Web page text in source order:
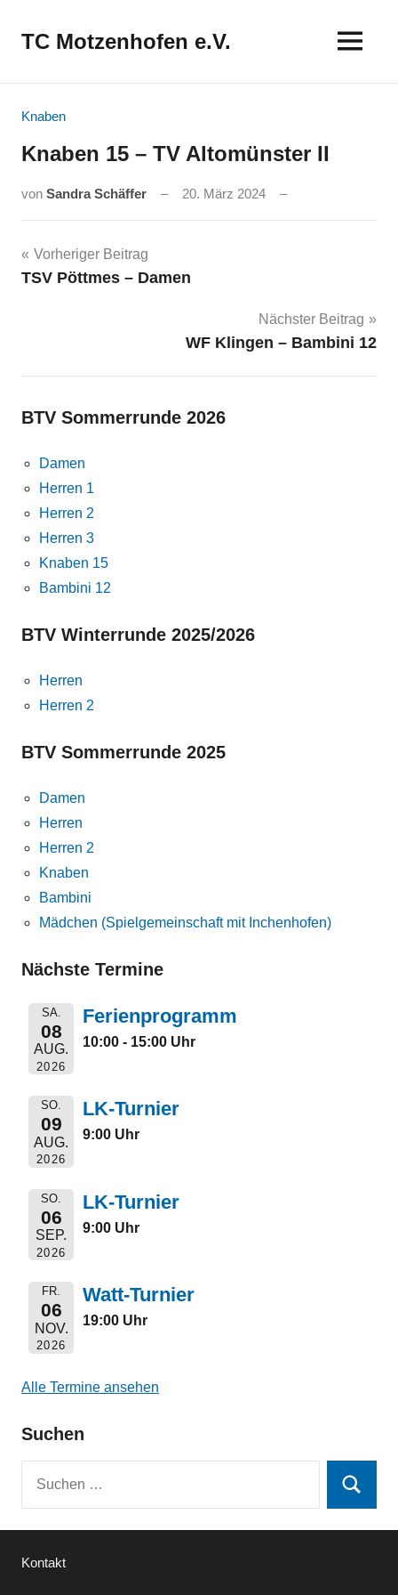
InhaltTC Motzenhofen e.V.
Knaben
Knaben 15 – TV Altomünster II
von Sandra Schäffer 20. März 2024
Beitragsnavigation
Vorheriger Beitrag
TSV Pöttmes – Damen
Nächster Beitrag
WF Klingen – Bambini 12
BTV Sommerrunde 2026
Damen
Herren 1
Herren 2
Herren 3
Knaben 15
Bambini 12
BTV Winterrunde 2025/2026
Herren
Herren 2
BTV Sommerrunde 2025
Damen
Herren
Herren 2
Knaben
Bambini
Mädchen (Spielgemeinschaft mit Inchenhofen)
Nächste Termine
SA.
08
AUG.
2026
Ferienprogramm
10:00 - 15:00 Uhr
SO.
09
AUG.
2026
LK-Turnier
9:00 Uhr
SO.
06
SEP.
2026
LK-Turnier
9:00 Uhr
FR.
06
NOV.
2026
Watt-Turnier
19:00 Uhr
Alle Termine ansehen
Suchen
Suchen
Kontakt